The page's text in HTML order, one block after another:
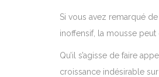
Si vous avez remarqué
inoffensif, la mousse
Qu’il s’agisse de faire
croissance indésirable